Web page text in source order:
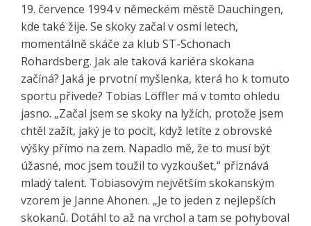
19. července 1994 v německém městě Dauchingen,
kde také žije. Se skoky začal v osmi letech,
momentálně skáče za klub ST-Schonach
Rohardsberg. Jak ale taková kariéra skokana
začíná? Jaká je prvotní myšlenka, která ho k tomuto
sportu přivede? Tobias Löffler má v tomto ohledu
jasno. „Začal jsem se skoky na lyžích, protože jsem
chtěl zažít, jaký je to pocit, když letíte z obrovské
výšky přímo na zem. Napadlo mě, že to musí být
úžasné, moc jsem toužil to vyzkoušet,“ přiznává
mladý talent. Tobiasovým největším skokanským
vzorem je Janne Ahonen. „Je to jeden z nejlepších
skokanů. Dotáhl to až na vrchol a tam se pohyboval